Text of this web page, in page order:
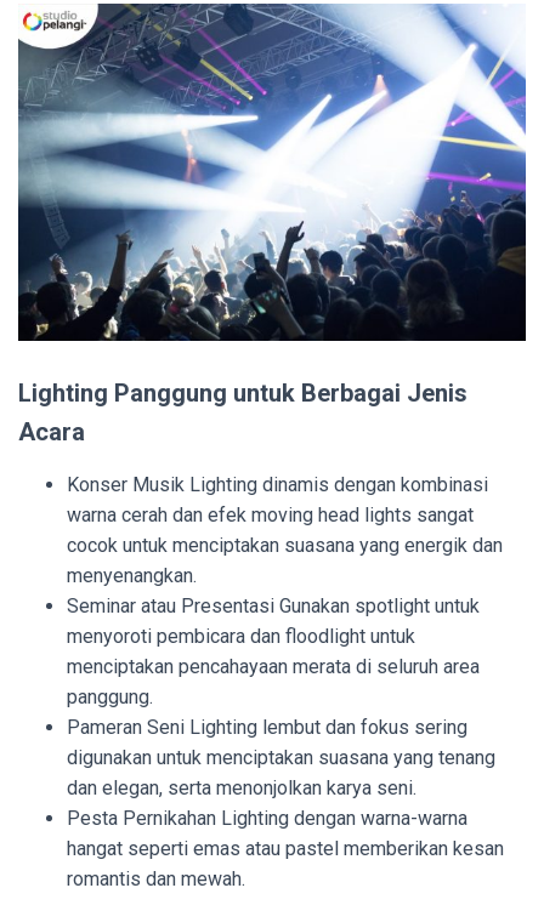
Lighting Panggung untuk Berbagai Jenis
Acara
Konser Musik Lighting dinamis dengan kombinasi
warna cerah dan efek moving head lights sangat
cocok untuk menciptakan suasana yang energik dan
menyenangkan.
Seminar atau Presentasi Gunakan spotlight untuk
menyoroti pembicara dan floodlight untuk
menciptakan pencahayaan merata di seluruh area
panggung.
Pameran Seni Lighting lembut dan fokus sering
digunakan untuk menciptakan suasana yang tenang
dan elegan, serta menonjolkan karya seni.
Pesta Pernikahan Lighting dengan warna-warna
hangat seperti emas atau pastel memberikan kesan
romantis dan mewah.